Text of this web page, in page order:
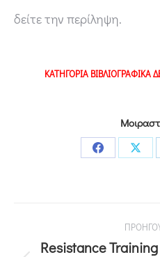
δείτε την περίληψη.
ΚΑΤΗΓΟΡΙΑ ΒΙΒΛΙΟΓΡΑΦΙΚΑ
Resistance